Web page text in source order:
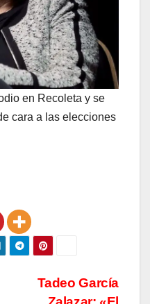
en Recoleta y se
cara a las elecciones
Tadeo García